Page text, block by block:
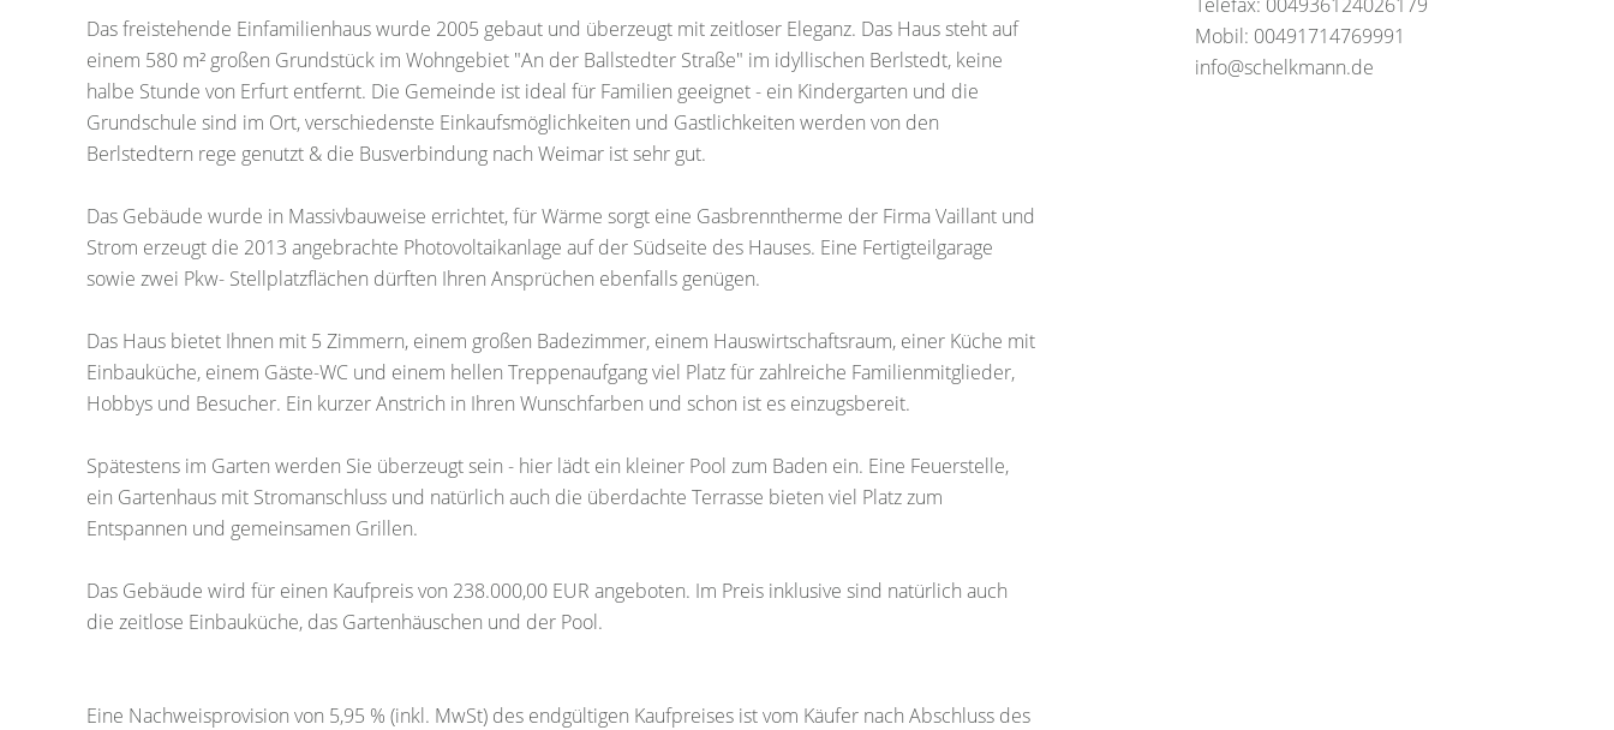
Das freistehende Einfamilienhaus wurde 2005 gebaut und überzeugt mit zeitloser Eleganz. Das Haus steht auf
einem 580 m² großen Grundstück im Wohngebiet "An der Ballstedter Straße" im idyllischen Berlstedt, keine
halbe Stunde von Erfurt entfernt. Die Gemeinde ist ideal für Familien geeignet - ein Kindergarten und die
Grundschule sind im Ort, verschiedenste Einkaufsmöglichkeiten und Gastlichkeiten werden von den
Berlstedtern rege genutzt & die Busverbindung nach Weimar ist sehr gut.
Das Gebäude wurde in Massivbauweise errichtet, für Wärme sorgt eine Gasbrenntherme der Firma Vaillant und
Strom erzeugt die 2013 angebrachte Photovoltaikanlage auf der Südseite des Hauses. Eine Fertigteilgarage
sowie zwei Pkw- Stellplatzflächen dürften Ihren Ansprüchen ebenfalls genügen.
Das Haus bietet Ihnen mit 5 Zimmern, einem großen Badezimmer, einem Hauswirtschaftsraum, einer Küche mit
Einbauküche, einem Gäste-WC und einem hellen Treppenaufgang viel Platz für zahlreiche Familienmitglieder,
Hobbys und Besucher. Ein kurzer Anstrich in Ihren Wunschfarben und schon ist es einzugsbereit.
Spätestens im Garten werden Sie überzeugt sein - hier lädt ein kleiner Pool zum Baden ein. Eine Feuerstelle,
ein Gartenhaus mit Stromanschluss und natürlich auch die überdachte Terrasse bieten viel Platz zum
Entspannen und gemeinsamen Grillen.
Das Gebäude wird für einen Kaufpreis von 238.000,00 EUR angeboten. Im Preis inklusive sind natürlich auch
die zeitlose Einbauküche, das Gartenhäuschen und der Pool.
Eine Nachweisprovision von 5,95 % (inkl. MwSt) des endgültigen Kaufpreises ist vom Käufer nach Abschluss des
Mobil: 00491714769991
info@schelkmann.de